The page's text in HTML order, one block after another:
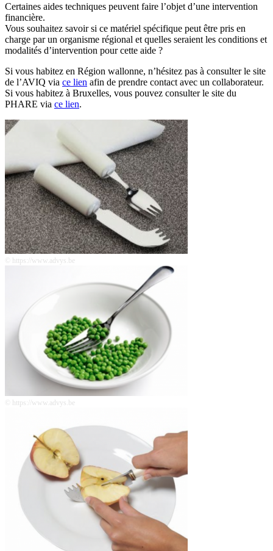
Certaines aides techniques peuvent faire l’objet d’une intervention
financière.
Vous souhaitez savoir si ce matériel spécifique peut être pris en
charge par un organisme régional et quelles seraient les conditions et
modalités d’intervention pour cette aide ?
Si vous habitez en Région wallonne, n’hésitez pas à consulter le site
de l’AVIQ via ce lien afin de prendre contact avec un collaborateur.
Si vous habitez à Bruxelles, vous pouvez consulter le site du
PHARE via ce lien.
© https://www.advys.be
© https://www.advys.be